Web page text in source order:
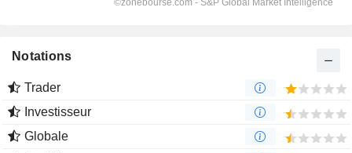
Notations
Trader
Investisseur
Globale